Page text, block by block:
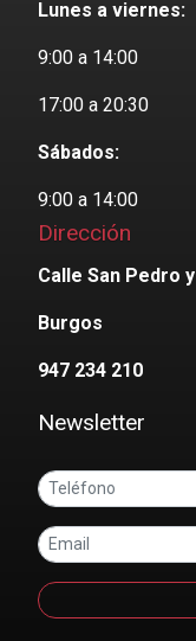
Lunes a viernes:
9:00 a 14:00
17:00 a 20:30
Sábados:
9:00 a 14:00
Dirección
Calle San Pedro
Burgos
947 234 210
Newsletter